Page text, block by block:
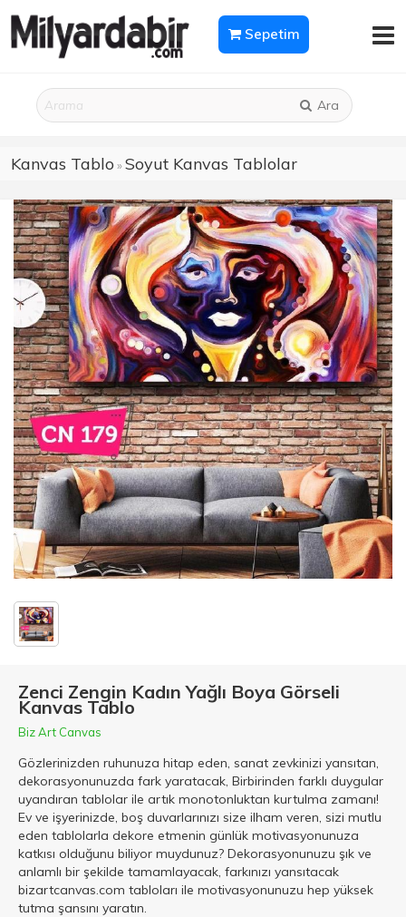
Sepetim
Ara
Kanvas Tablo»Soyut Kanvas Tablolar
Zenci Zengin Kadın Yağlı Boya Görseli
Kanvas Tablo
Biz Art Canvas
Gözlerinizden ruhunuza hitap eden, sanat zevkinizi yansıtan,
dekorasyonunuzda fark yaratacak, Birbirinden farklı duygular
uyandıran tablolar ile artık monotonluktan kurtulma zamanı!
Ev ve işyerinizde, boş duvarlarınızı size ilham veren, sizi mutlu
eden tablolarla dekore etmenin günlük motivasyonunuza
katkısı olduğunu biliyor muydunuz? Dekorasyonunuzu şık ve
anlamlı bir şekilde tamamlayacak, farkınızı yansıtacak
bizartcanvas.com tabloları ile motivasyonunuzu hep yüksek
tutma şansını yaratın.